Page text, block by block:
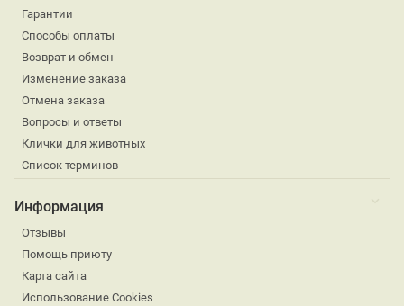
Гарантии
Способы оплаты
Возврат и обмен
Изменение заказа
Отмена заказа
Вопросы и ответы
Клички для животных
Список терминов
Информация
Отзывы
Помощь приюту
Карта сайта
Использование Cookies